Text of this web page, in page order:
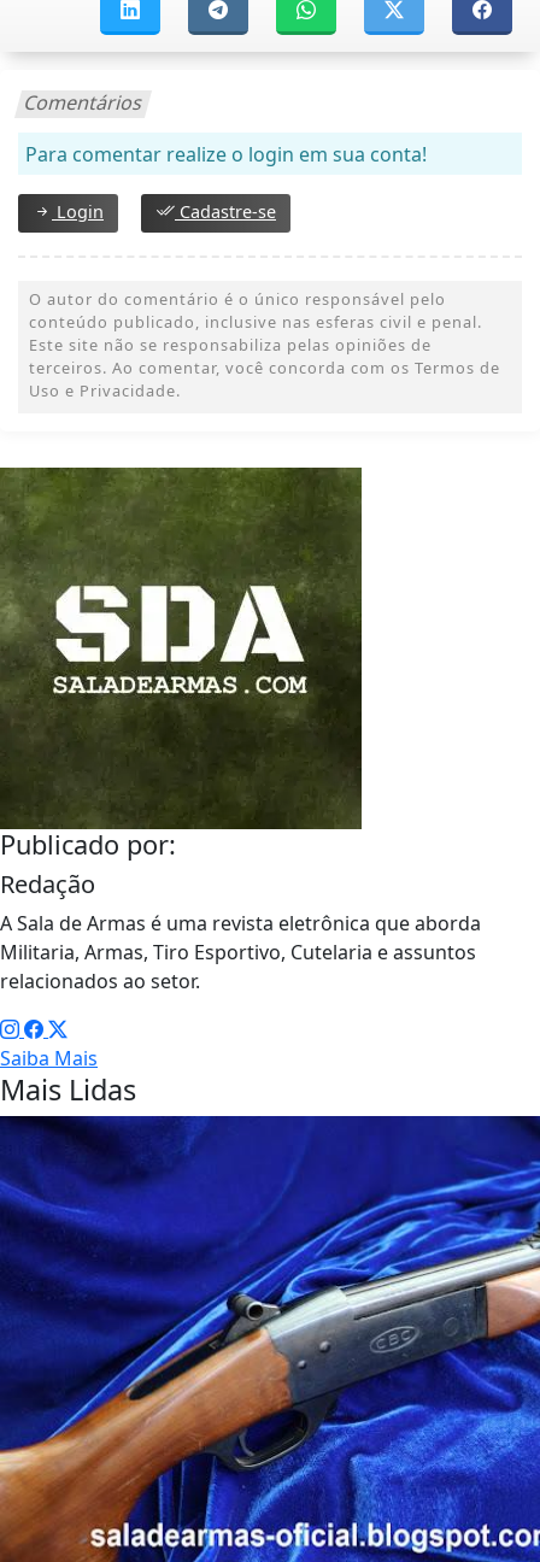
Comentários
Para comentar realize o login em sua conta!
Login Cadastre-se
O autor do comentário é o único responsável pelo
conteúdo publicado, inclusive nas esferas civil e penal.
Este site não se responsabiliza pelas opiniões de
terceiros. Ao comentar, você concorda com os Termos de
Uso e Privacidade.
Publicado por:
Redação
A Sala de Armas é uma revista eletrônica que aborda
Militaria, Armas, Tiro Esportivo, Cutelaria e assuntos
relacionados ao setor.
Saiba Mais
Mais Lidas